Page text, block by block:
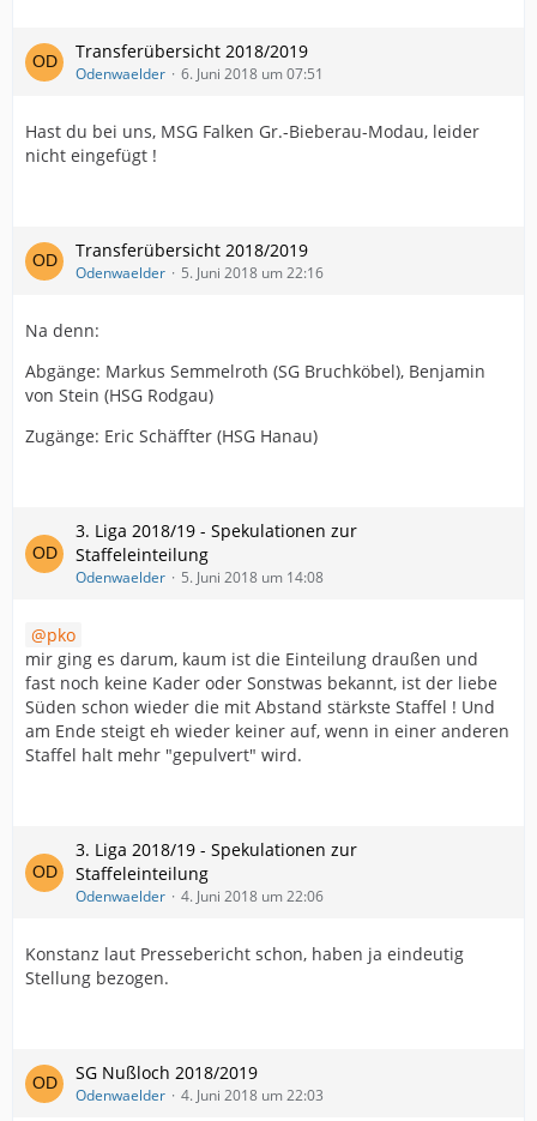
Transferübersicht 2018/2019
Odenwaelder 6. Juni 2018 um 07:51
Hast du bei uns, MSG Falken Gr.-Bieberau-Modau, leider
nicht eingefügt !
Transferübersicht 2018/2019
Odenwaelder 5. Juni 2018 um 22:16
Na denn:
Abgänge: Markus Semmelroth (SG Bruchköbel), Benjamin
von Stein (HSG Rodgau)
Zugänge: Eric Schäffter (HSG Hanau)
3. Liga 2018/19 - Spekulationen zur
Staffeleinteilung
Odenwaelder 5. Juni 2018 um 14:08
pko
mir ging es darum, kaum ist die Einteilung draußen und
fast noch keine Kader oder Sonstwas bekannt, ist der liebe
Süden schon wieder die mit Abstand stärkste Staffel ! Und
am Ende steigt eh wieder keiner auf, wenn in einer anderen
Staffel halt mehr "gepulvert" wird.
3. Liga 2018/19 - Spekulationen zur
Staffeleinteilung
Odenwaelder 4. Juni 2018 um 22:06
Konstanz laut Pressebericht schon, haben ja eindeutig
Stellung bezogen.
SG Nußloch 2018/2019
Odenwaelder 4. Juni 2018 um 22:03